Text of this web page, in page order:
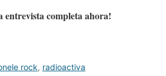
entrevista completa ahora!
rock, radioactiva